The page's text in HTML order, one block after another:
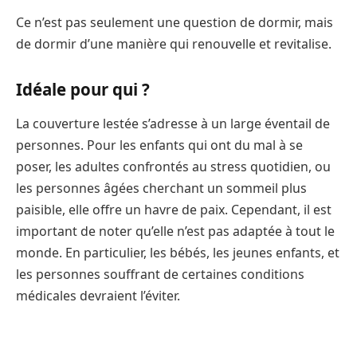
Ce n’est pas seulement une question de dormir, mais
de dormir d’une manière qui renouvelle et revitalise.
Idéale pour qui ?
La couverture lestée s’adresse à un large éventail de
personnes. Pour les enfants qui ont du mal à se
poser, les adultes confrontés au stress quotidien, ou
les personnes âgées cherchant un sommeil plus
paisible, elle offre un havre de paix. Cependant, il est
important de noter qu’elle n’est pas adaptée à tout le
monde. En particulier, les bébés, les jeunes enfants, et
les personnes souffrant de certaines conditions
médicales devraient l’éviter.